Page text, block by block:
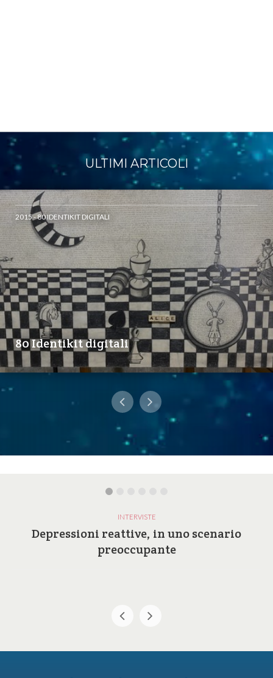
ULTIMI ARTICOLI
2015 - 80 IDENTIKIT DIGITALI
80 Identikit digitali
INTERVISTE
Depressioni reattive, in uno scenario
preoccupante